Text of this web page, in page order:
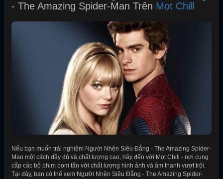
- The Amazing Spider-Man Trên Mọt Chill
Nếu bạn muốn trải nghiệm Người Nhện Siêu Đẳng - The Amazing Spider-
Man một cách đầy đủ và chất lượng cao, hãy đến với Mọt Chill - nơi cung
cấp các bộ phim bom tấn với chất lượng hình ảnh và âm thanh vượt trội.
Tại đây, bạn có thể xem Người Nhện Siêu Đẳng - The Amazing Spider-